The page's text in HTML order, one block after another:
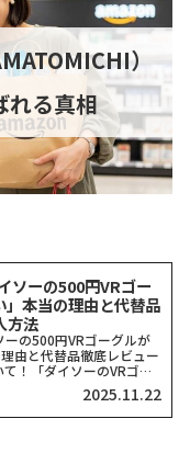
）
れる真相
ソーの500円VRゴー
」本当の理由と代替品
方法
ーの500円VRゴーグルが
由と代替品徹底レビュー
！「ダイソーのVRゴー
ない！」って検索したそこ
でここに来てくれましたよ
2025.11.22